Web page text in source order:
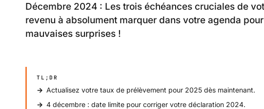
Décembre 2024 : Les trois échéances cruciales de
revenu à absolument marquer dans votre agenda
mauvaises surprises !
TL;DR
Actualisez votre taux de prélèvement pour 2025 dès maintenant.
4 décembre : date limite pour corriger votre déclaration 2024.